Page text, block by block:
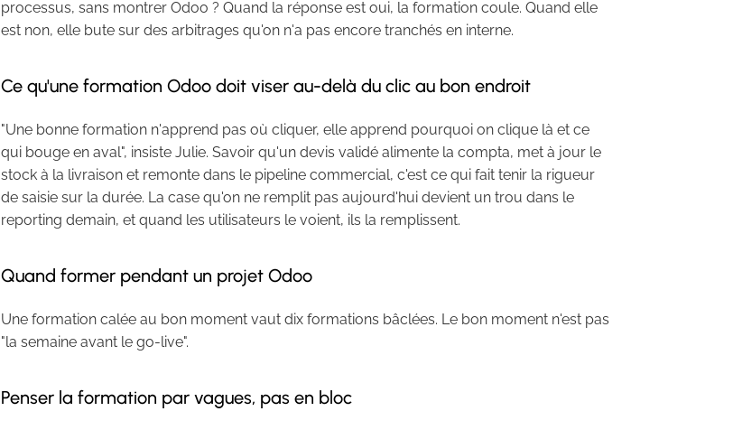
processus, sans montrer Odoo ? Quand la réponse est oui, la formation coule. Quand elle
est non, elle bute sur des arbitrages qu'on n'a pas encore tranchés en interne.
Ce qu'une formation Odoo doit viser au-delà du clic au bon endroit
"Une bonne formation n'apprend pas où cliquer, elle apprend pourquoi on clique là et ce
qui bouge en aval", insiste Julie. Savoir qu'un devis validé alimente la compta, met à jour le
stock à la livraison et remonte dans le pipeline commercial, c'est ce qui fait tenir la rigueur
de saisie sur la durée. La case qu'on ne remplit pas aujourd'hui devient un trou dans le
reporting demain, et quand les utilisateurs le voient, ils la remplissent.
Quand former pendant un projet Odoo
Une formation calée au bon moment vaut dix formations bâclées. Le bon moment n'est pas
"la semaine avant le go-live".
Penser la formation par vagues, pas en bloc